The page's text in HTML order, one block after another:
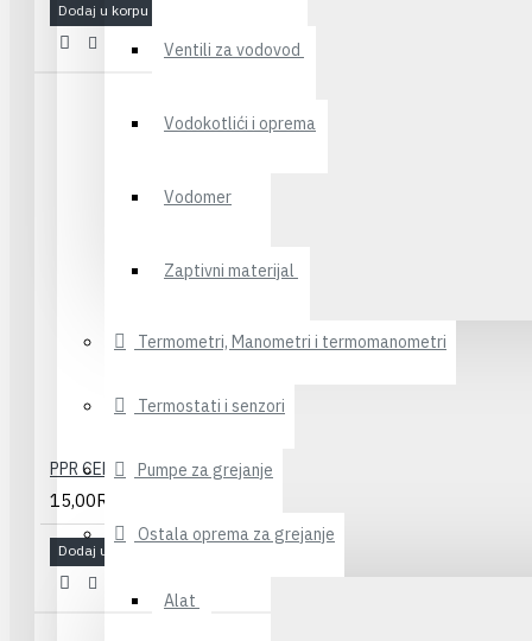
Ventili za vodovod
Vodokotlići i oprema
Vodomer
Zaptivni materijal
Termometri, Manometri i termomanometri
Termostati i senzori
Pumpe za grejanje
Ostala oprema za grejanje
Alat
Dodaj u korpu
PPR CEP(beli) 20x1/2" PILSA
15,00RSD
Dodaj u korpu